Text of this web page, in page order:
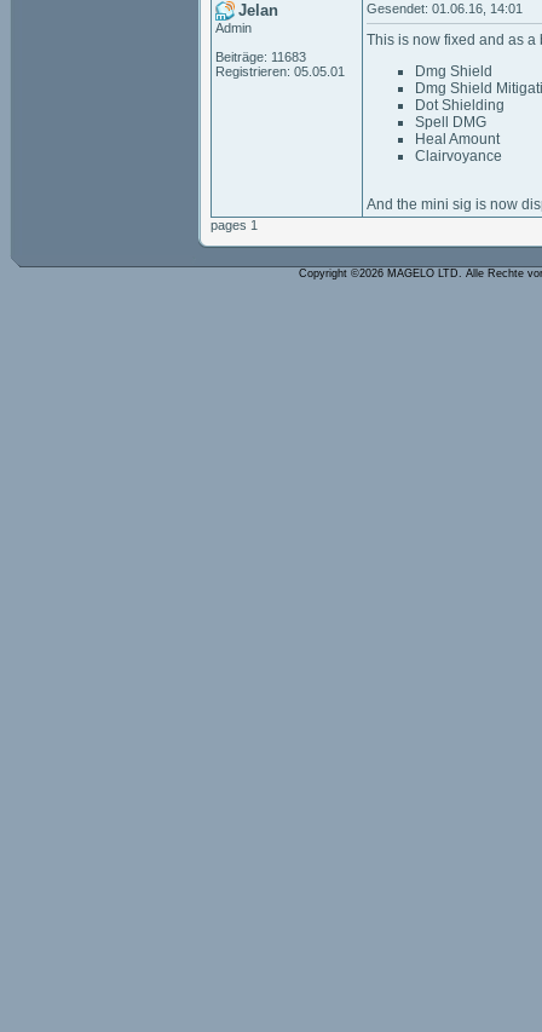
Jelan
Admin
Beiträge: 11683
Registrieren: 05.05.01
Gesendet: 01.06.16, 14:01
This is now fixed and as
Dmg Shield
Dmg Shield
Dot Shielding
Spell DMG
Heal Amount
Clairvoyance
And the mini sig is now
pages 1
Copyright ©2026 MAGELO LTD. Alle Rechte